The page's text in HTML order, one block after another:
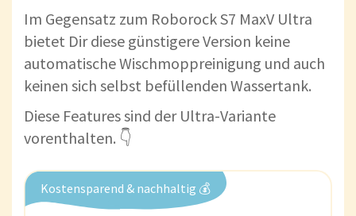
Im Gegensatz zum Roborock S7 MaxV Ultra
bietet Dir diese günstigere Version keine
automatische Wischmoppreinigung und auch
keinen sich selbst befüllenden Wassertank.
Diese Features sind der Ultra-Variante
vorenthalten. 👇
Kostensparend & nachhaltig 💰